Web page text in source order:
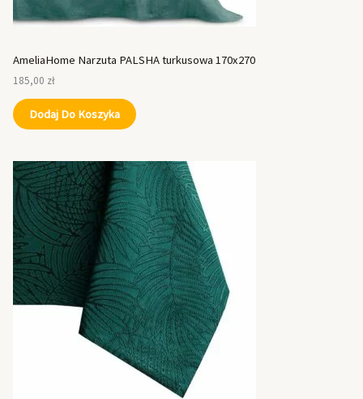
AmeliaHome Narzuta PALSHA turkusowa 170x270
185,00 zł
Dodaj Do Koszyka